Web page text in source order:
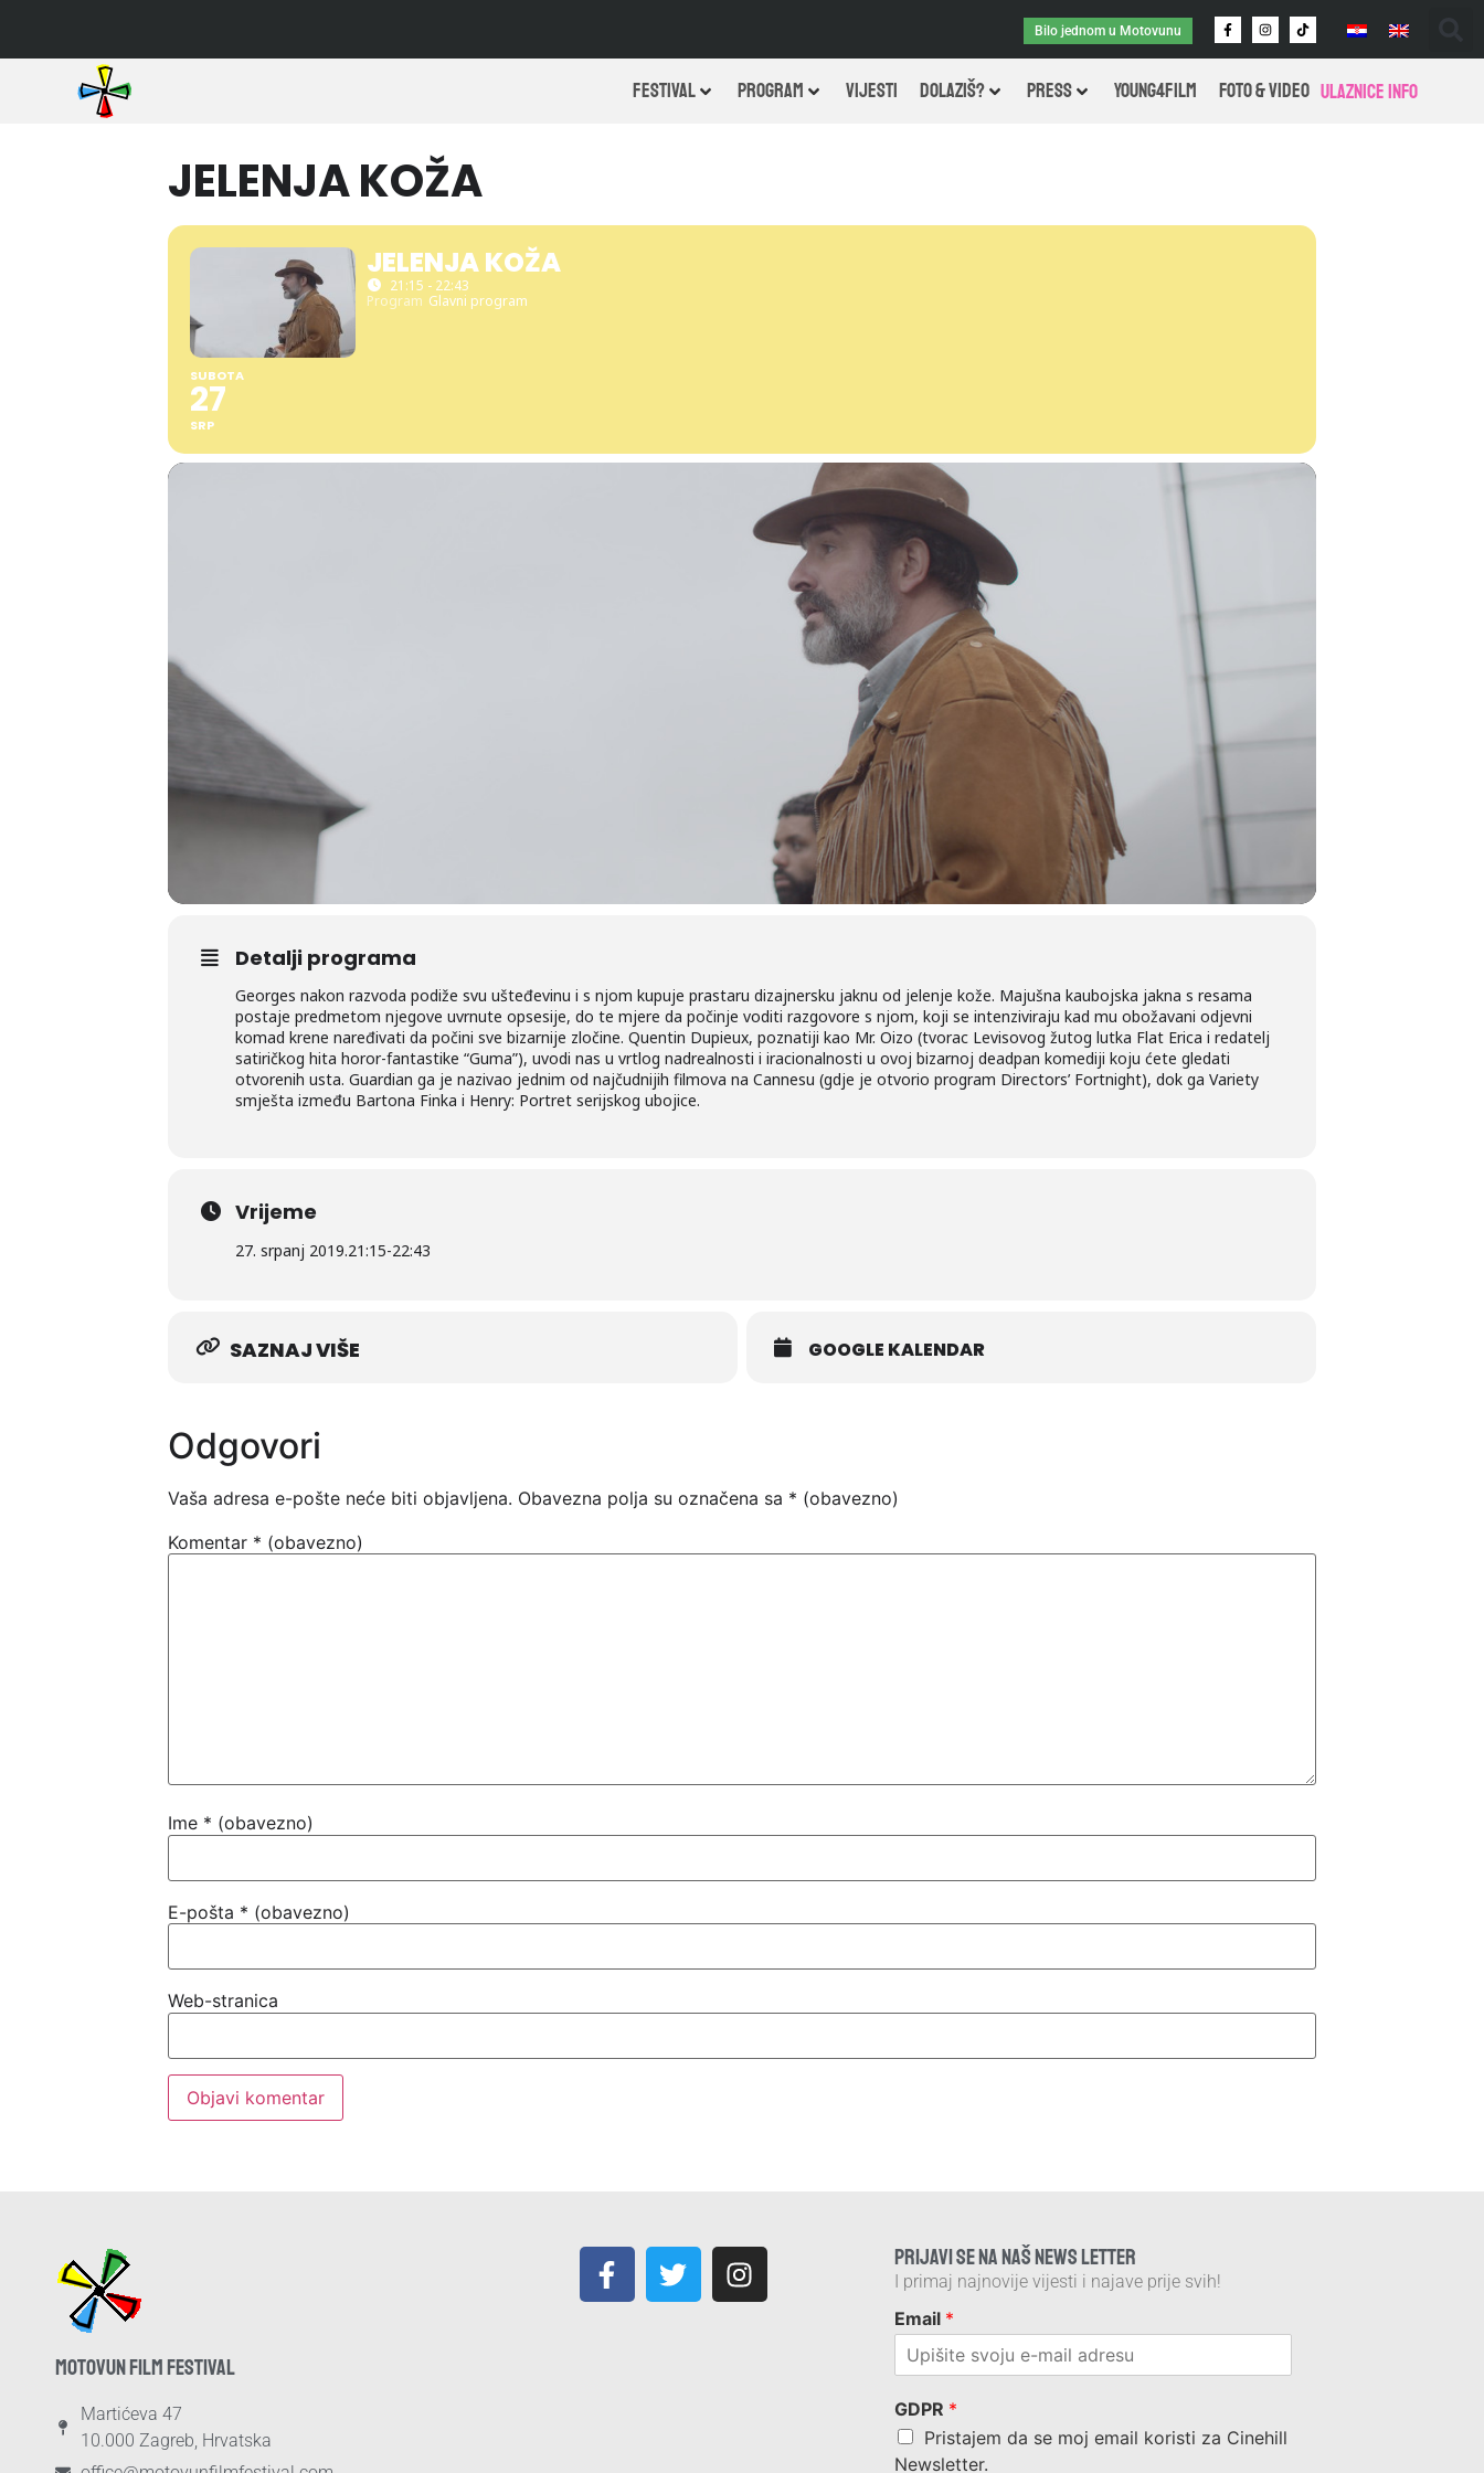
Bilo jednom u Motovunu
FESTIVAL PROGRAM VIJESTI DOLAZIŠ? PRESS Young4Film FOTO & VIDEO Ulaznice info
JELENJA KOŽA
SUBOTA
27
SRP
JELENJA KOŽA
21:15 - 22:43
Program Glavni program
Detalji programa
Georges nakon razvoda podiže svu ušteđevinu i s njom kupuje prastaru dizajnersku jaknu od jelenje kože. Majušna kaubojska jakna s resama
postaje predmetom njegove uvrnute opsesije, do te mjere da počinje voditi razgovore s njom, koji se intenziviraju kad mu obožavani odjevni
komad krene naređivati da počini sve bizarnije zločine. Quentin Dupieux, poznatiji kao Mr. Oizo (tvorac Levisovog žutog lutka Flat Erica i redatelj
satiričkog hita horor-fantastike “Guma”), uvodi nas u vrtlog nadrealnosti i iracionalnosti u ovoj bizarnoj deadpan komediji koju ćete gledati
otvorenih usta. Guardian ga je nazivao jednim od najčudnijih filmova na Cannesu (gdje je otvorio program Directors’ Fortnight), dok ga Variety
smješta između Bartona Finka i Henry: Portret serijskog ubojice.
Vrijeme
27. srpanj 2019.21:15-22:43
SAZNAJ VIŠE GOOGLE KALENDAR
Odgovori
Vaša adresa e-pošte neće biti objavljena. Obavezna polja su označena sa * (obavezno)
Komentar * (obavezno)
Ime * (obavezno)
E-pošta * (obavezno)
Web-stranica
MOTOVUN FILM FESTIVAL
Martićeva 47
10.000 Zagreb, Hrvatska
PRIJAVI SE NA NAŠ NEWS LETTER
I primaj najnovije vijesti i najave prije svih!
Email *
GDPR *
Pristajem da se moj email koristi za Cinehill
Newsletter.